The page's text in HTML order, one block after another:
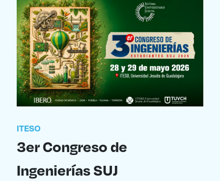
Diplomado|
Enlaces de interés
ITESO
3er Congreso de
Ingenierías SUJ